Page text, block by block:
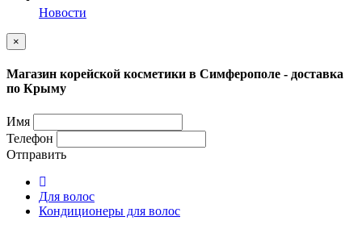
Новости
×
Магазин корейской косметики в Симферополе - доставка
по Крыму
Имя
Телефон
Отправить
Для волос
Кондиционеры для волос